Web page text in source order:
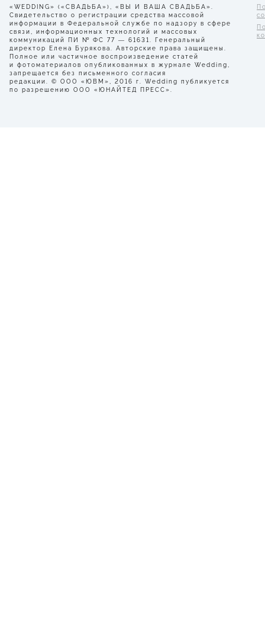
«WEDDING» («СВАДЬБА»), «ВЫ И ВАША СВАДЬБА».
Свидетельство о регистрации средства массовой
информации в Федеральной службе по надзору в сфере
связи, информационных технологий и массовых
коммуникаций ПИ № ФС 77 — 61631. Генеральный
директор Елена Бурякова. Авторские права защищены.
Полное или частичное воспроизведение статей
и фотоматериалов опубликованных в журнале Wedding,
запрещается без письменного согласия
редакции. © ООО «ЮВМ», 2016 г. Wedding публикуется
по разрешению ООО «ЮНАЙТЕД ПРЕСС».